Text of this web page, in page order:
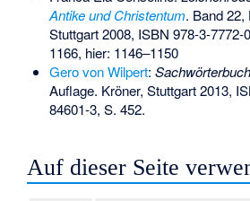
Antike und Christentum. Band 22,
Stuttgart 2008, ISBN 978-3-7772-
1166, hier: 1146–1150
Gero von Wilpert:
Auflage. Kröner, Stuttgart 2013,
84601-3, S. 452.
Auf dieser Seite